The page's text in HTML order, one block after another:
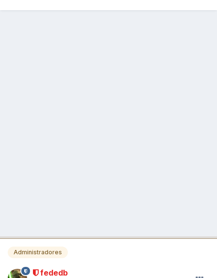
Administradores
fededb